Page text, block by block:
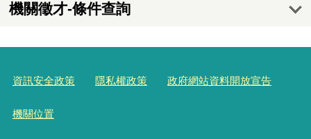
機關徵才-條件查詢
資訊安全政策 隱私權政策 政府網站資料開放宣告
機關位置